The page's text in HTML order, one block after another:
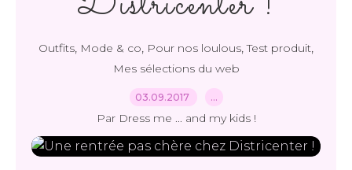
Outfits, Mode & co, Pour nos loulous,Test produit,
Mes sélections du web
03.09.2017 …
Par Dress me ... and my kids !